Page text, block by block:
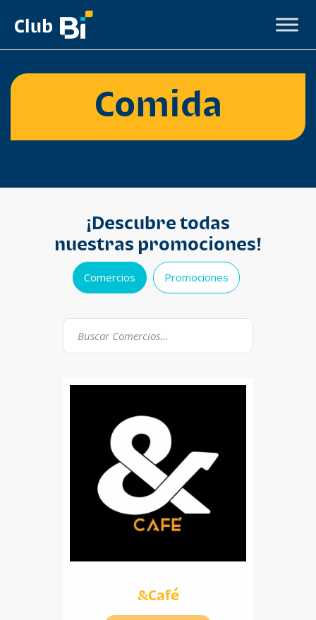
Comida
¡Descubre todas
nuestras promociones!
Comercios Promociones
&Café